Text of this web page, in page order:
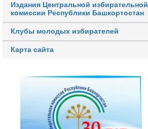
Издания Центральной избирательной
комиссии Республики Башкортостан
Клубы молодых избирателей
Карта сайта